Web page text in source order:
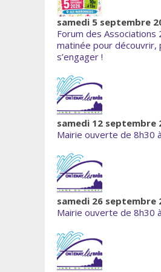
samedi 5 septembre
Forum des Associations
matinée pour
s’engager !
samedi 12 septembre
Mairie ouverte de 8h30
samedi 26 septembre
Mairie ouverte de 8h30